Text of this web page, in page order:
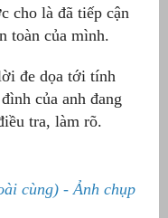
cho là đã tiếp cận
toàn của mình.
đe dọa tới tính
của anh đang
tra, làm rõ.
cùng) - Ảnh chụp